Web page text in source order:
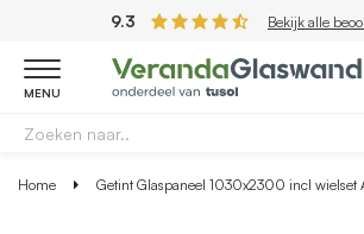
9.3 Bekijk alle
MENU
Home Getint Glaspaneel 1030x2300 incl wielset